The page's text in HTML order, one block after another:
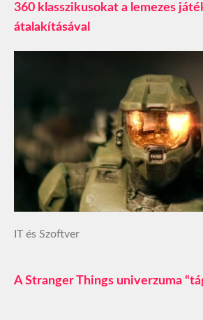
360 klasszikusokat a lemezes
átalakításával
IT és Szoftver
A Stranger Things univerzuma